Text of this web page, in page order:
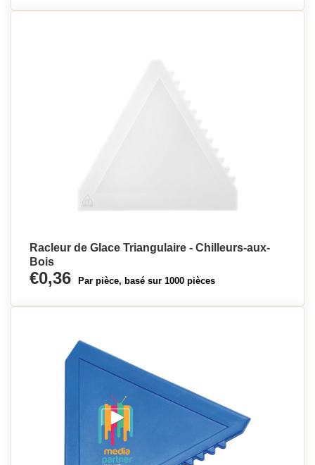
Racleur de Glace Triangulaire - Chilleurs-aux-
Bois
€0,36 Par pièce, basé sur 1000 pièces